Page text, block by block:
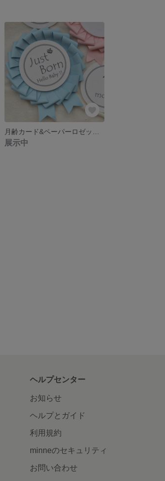
展示中
ヘルプセンター
お知らせ
ヘルプとガイド
利用規約
minneのセキュリティ
お問い合わせ